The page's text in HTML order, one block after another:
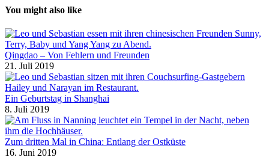
You might also like
Qingdao – Von Fehlern und Freunden
21. Juli 2019
Ein Geburtstag in Shanghai
8. Juli 2019
Zum dritten Mal in China: Entlang der Ostküste
16. Juni 2019